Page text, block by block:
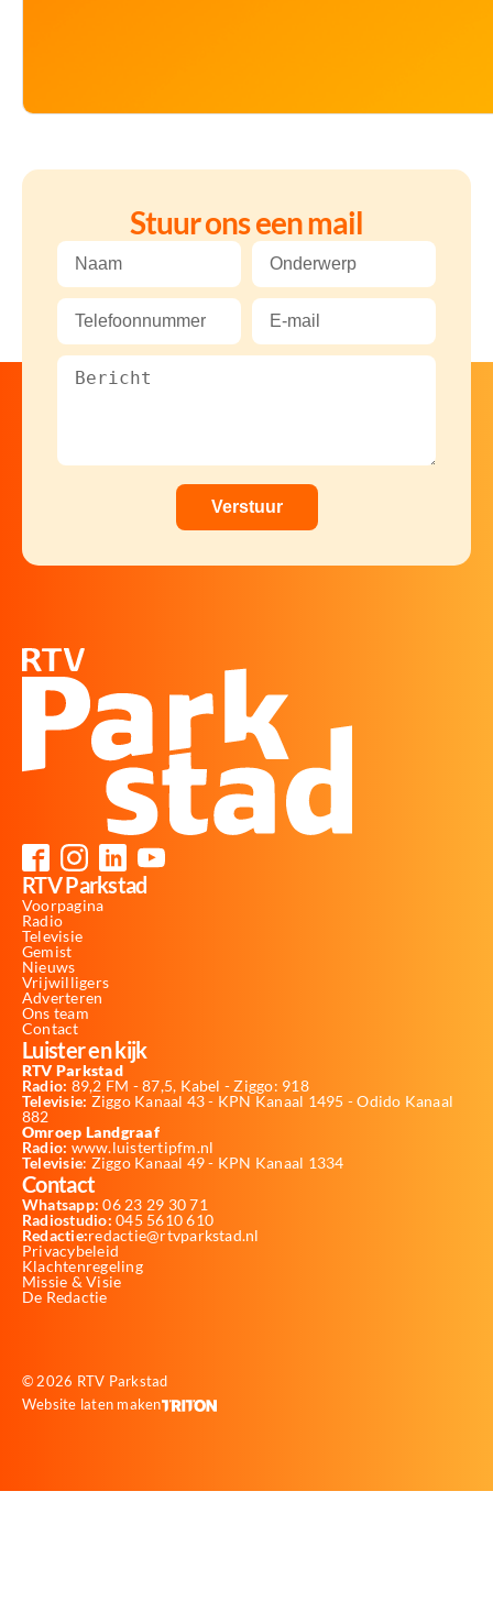
Stuur ons een mail
RTV Parkstad
Voorpagina
Radio
Televisie
Gemist
Nieuws
Vrijwilligers
Adverteren
Ons team
Contact
Luister en kijk
RTV Parkstad
Radio: 89,2 FM - 87,5, Kabel - Ziggo: 918
Televisie: Ziggo Kanaal 43 - KPN Kanaal 1495 - Odido Kanaal
882
Omroep Landgraaf
Radio: www.luistertipfm.nl
Televisie: Ziggo Kanaal 49 - KPN Kanaal 1334
Contact
Whatsapp: 06 23 29 30 71
Radiostudio: 045 5610 610
Redactie:redactie@rtvparkstad.nl
Privacybeleid
Klachtenregeling
Missie & Visie
De Redactie
© 2026 RTV Parkstad
Website laten maken